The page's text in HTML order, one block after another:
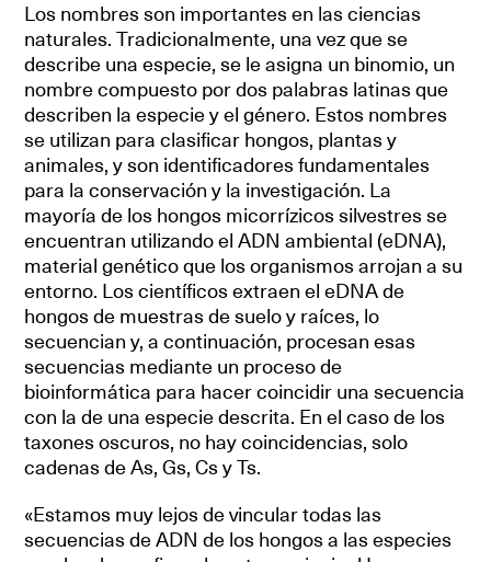
Los nombres son importantes en las ciencias
naturales. Tradicionalmente, una vez que se
describe una especie, se le asigna un binomio, un
nombre compuesto por dos palabras latinas que
describen la especie y el género. Estos nombres
se utilizan para clasificar hongos, plantas y
animales, y son identificadores fundamentales
para la conservación y la investigación. La
mayoría de los hongos micorrízicos silvestres se
encuentran utilizando el ADN ambiental (eDNA),
material genético que los organismos arrojan a su
entorno. Los científicos extraen el eDNA de
hongos de muestras de suelo y raíces, lo
secuencian y, a continuación, procesan esas
secuencias mediante un proceso de
bioinformática para hacer coincidir una secuencia
con la de una especie descrita. En el caso de los
taxones oscuros, no hay coincidencias, solo
cadenas de As, Gs, Cs y Ts.
«Estamos muy lejos de vincular todas las
secuencias de ADN de los hongos a las especies